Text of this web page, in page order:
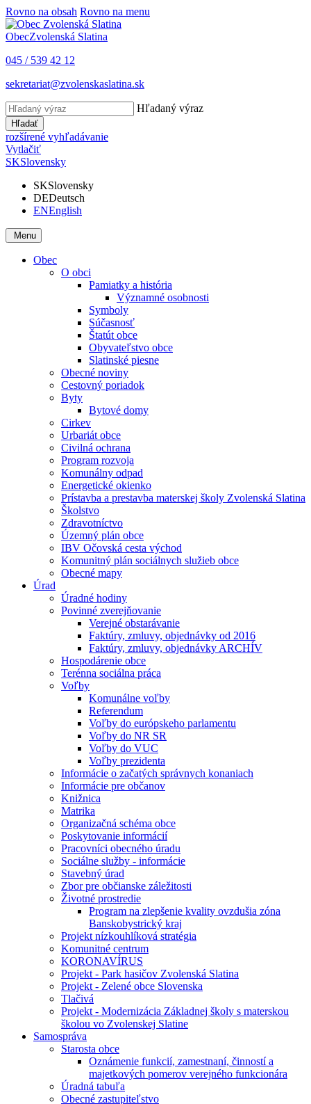
Rovno na obsah Rovno na menu
ObecZvolenská Slatina
045 / 539 42 12
sekretariat@zvolenskaslatina.sk
Hľadaný výraz
Hľadať
rozšírené vyhľadávanie
Vytlačiť
SKSlovensky
SKSlovensky
DEDeutsch
ENEnglish
Menu
Obec
O obci
Pamiatky a história
Významné osobnosti
Symboly
Súčasnosť
Štatút obce
Obyvateľstvo obce
Slatinské piesne
Obecné noviny
Cestovný poriadok
Byty
Bytové domy
Cirkev
Urbariát obce
Civilná ochrana
Program rozvoja
Komunálny odpad
Energetické okienko
Prístavba a prestavba materskej školy Zvolenská Slatina
Školstvo
Zdravotníctvo
Územný plán obce
IBV Očovská cesta východ
Komunitný plán sociálnych služieb obce
Obecné mapy
Úrad
Úradné hodiny
Povinné zverejňovanie
Verejné obstarávanie
Faktúry, zmluvy, objednávky od 2016
Faktúry, zmluvy, objednávky ARCHÍV
Hospodárenie obce
Terénna sociálna práca
Voľby
Komunálne voľby
Referendum
Voľby do európskeho parlamentu
Voľby do NR SR
Voľby do VUC
Voľby prezidenta
Informácie o začatých správnych konaniach
Informácie pre občanov
Knižnica
Matrika
Organizačná schéma obce
Poskytovanie informácií
Pracovníci obecného úradu
Sociálne služby - informácie
Stavebný úrad
Zbor pre občianske záležitosti
Životné prostredie
Program na zlepšenie kvality ovzdušia zóna
Banskobystrický kraj
Projekt nízkouhlíková stratégia
Komunitné centrum
KORONAVÍRUS
Projekt - Park hasičov Zvolenská Slatina
Projekt - Zelené obce Slovenska
Tlačivá
Projekt - Modernizácia Základnej školy s materskou
školou vo Zvolenskej Slatine
Samospráva
Starosta obce
Oznámenie funkcií, zamestnaní, činností a
majetkových pomerov verejného funkcionára
Úradná tabuľa
Obecné zastupiteľstvo